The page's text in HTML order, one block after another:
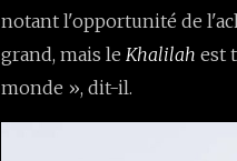
notant l'opportunité de
grand, mais le Khalilah est
monde », dit-il.